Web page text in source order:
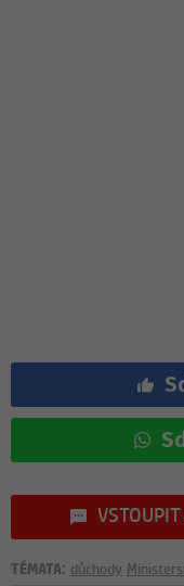
TÉMATA: důchody